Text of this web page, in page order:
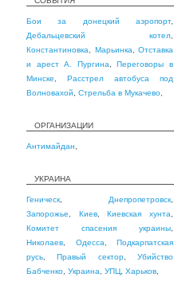
Бои за донецкий аэропорт,
Дебальцевский котел
Константиновка
Марьинка
Отставка
и арест А. Пургина ,Переговоры в
Минске
Расстрел автобуса под
Волновахой
Стрельба в Мукачево
ОРГАНИЗАЦИИ
Антимайдан
УКРАИНА
Геническ Днепропетровск
Запорожье
Киев,Киевская хунта
Комитет спасения украины
Николаев
Одесса
Подкарпатская
русь ,Правый сектор,Убийство
Бабченко Украина УПЦ Харьков